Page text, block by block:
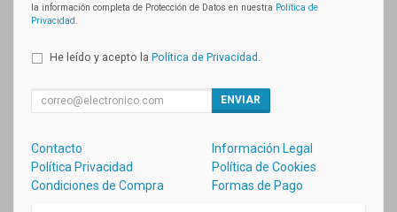
la información completa de Protección de Datos en nuestra Política de
Privacidad
He leído y acepto la Política de Privacidad
ENVIAR
Contacto
Información Legal
Política Privacidad
Política de Cookies
Condiciones de Compra
Formas de Pago